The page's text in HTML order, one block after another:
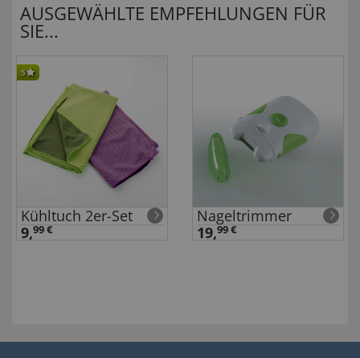
AUSGEWÄHLTE EMPFEHLUNGEN FÜR
SIE...
5
Kühltuch 2er-Set
9,99 €
Nageltrimmer
19,99 €